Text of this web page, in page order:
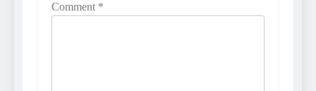
Comment *